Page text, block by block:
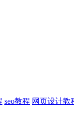
seo教程 网页设计教